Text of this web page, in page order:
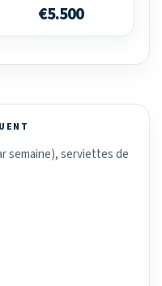
€5.500
semaine), serviettes de